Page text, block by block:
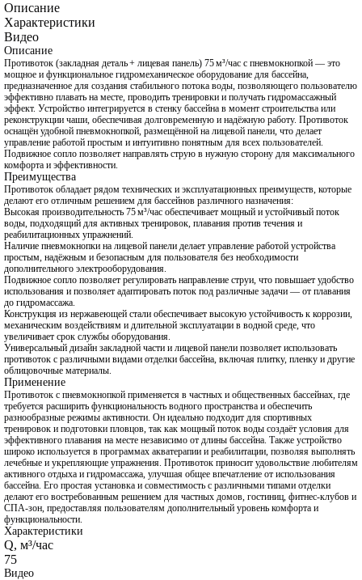
Описание
Характеристики
Видео
Описание
Противоток (закладная деталь + лицевая панель) 75 м³/час с пневмокнопкой — это
мощное и функциональное гидромеханическое оборудование для бассейна,
предназначенное для создания стабильного потока воды, позволяющего пользователю
эффективно плавать на месте, проводить тренировки и получать гидромассажный
эффект. Устройство интегрируется в стенку бассейна в момент строительства или
реконструкции чаши, обеспечивая долговременную и надёжную работу. Противоток
оснащён удобной пневмокнопкой, размещённой на лицевой панели, что делает
управление работой простым и интуитивно понятным для всех пользователей.
Подвижное сопло позволяет направлять струю в нужную сторону для максимального
комфорта и эффективности.
Преимущества
Противоток обладает рядом технических и эксплуатационных преимуществ, которые
делают его отличным решением для бассейнов различного назначения:
Высокая производительность 75 м³/час обеспечивает мощный и устойчивый поток
воды, подходящий для активных тренировок, плавания против течения и
реабилитационных упражнений.
Наличие пневмокнопки на лицевой панели делает управление работой устройства
простым, надёжным и безопасным для пользователя без необходимости
дополнительного электрооборудования.
Подвижное сопло позволяет регулировать направление струи, что повышает удобство
использования и позволяет адаптировать поток под различные задачи — от плавания
до гидромассажа.
Конструкция из нержавеющей стали обеспечивает высокую устойчивость к коррозии,
механическим воздействиям и длительной эксплуатации в водной среде, что
увеличивает срок службы оборудования.
Универсальный дизайн закладной части и лицевой панели позволяет использовать
противоток с различными видами отделки бассейна, включая плитку, пленку и другие
облицовочные материалы.
Применение
Противоток с пневмокнопкой применяется в частных и общественных бассейнах, где
требуется расширить функциональность водного пространства и обеспечить
разнообразные режимы активности. Он идеально подходит для спортивных
тренировок и подготовки пловцов, так как мощный поток воды создаёт условия для
эффективного плавания на месте независимо от длины бассейна. Также устройство
широко используется в программах акватерапии и реабилитации, позволяя выполнять
лечебные и укрепляющие упражнения. Противоток приносит удовольствие любителям
активного отдыха и гидромассажа, улучшая общее впечатление от использования
бассейна. Его простая установка и совместимость с различными типами отделки
делают его востребованным решением для частных домов, гостиниц, фитнес‑клубов и
СПА‑зон, предоставляя пользователям дополнительный уровень комфорта и
функциональности.
Характеристики
Q, м³/час
75
Видео